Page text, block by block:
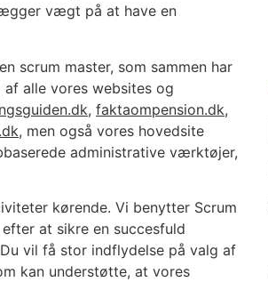
vægt på at have en
scrum master, som sammen har
alle vores websites og
, faktaompension.dk,
, men også vores hovedsite
administrative værktøjer,
kørende. Vi benytter Scrum
at sikre en succesfuld
vil få stor indflydelse på valg af
kan understøtte, at vores